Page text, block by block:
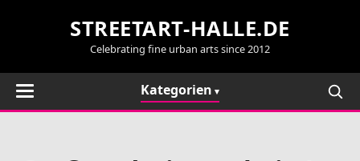
STREETART-HALLE.DE
Celebrating fine urban arts since 2012
Kategorien